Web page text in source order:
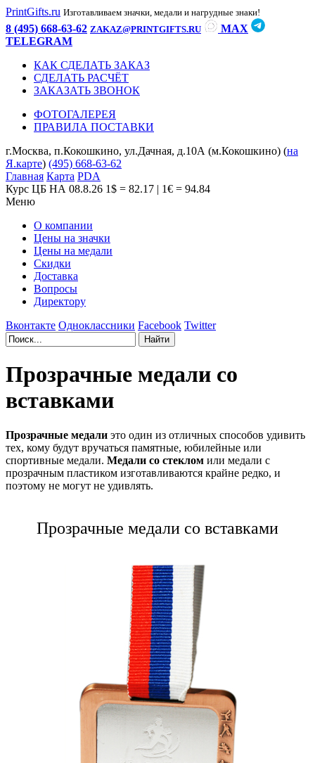
PrintGifts.ru Изготавливаем значки, медали и нагрудные знаки!
8 (495) 668-63-62 ZAKAZ@PRINTGIFTS.RU
MAX
TELEGRAM
КАК СДЕЛАТЬ ЗАКАЗ
СДЕЛАТЬ РАСЧЁТ
ЗАКАЗАТЬ ЗВОНОК
ФОТОГАЛЕРЕЯ
ПРАВИЛА ПОСТАВКИ
г.Москва, п.Кокошкино, ул.Дачная, д.10А (м.Кокошкино) (на
Я.карте) (495) 668-63-62
Главная Карта PDA
Курс ЦБ НА 08.8.26 1$ = 82.17 | 1€ = 94.84
Меню
О компании
Цены на значки
Цены на медали
Скидки
Доставка
Вопросы
Директору
Вконтакте Одноклассники Facebook Twitter
Прозрачные медали со
вставками
Прозрачные медали это один из отличных способов удивить
тех, кому будут вручаться памятные, юбилейные или
спортивные медали. Медали со стеклом или медали с
прозрачным пластиком изготавливаются крайне редко, и
поэтому не могут не удивлять.
Прозрачные медали со вставками